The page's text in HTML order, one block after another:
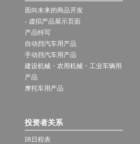
面向未来的商品开发
- 虚拟产品展示页面
产品特写
自动挡汽车用产品
手动挡汽车用产品
建设机械・农用机械・工业车辆用
产品
摩托车用产品
投资者关系
IR日程表